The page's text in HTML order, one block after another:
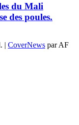
du Mali
des poules.
| CoverNews par AF